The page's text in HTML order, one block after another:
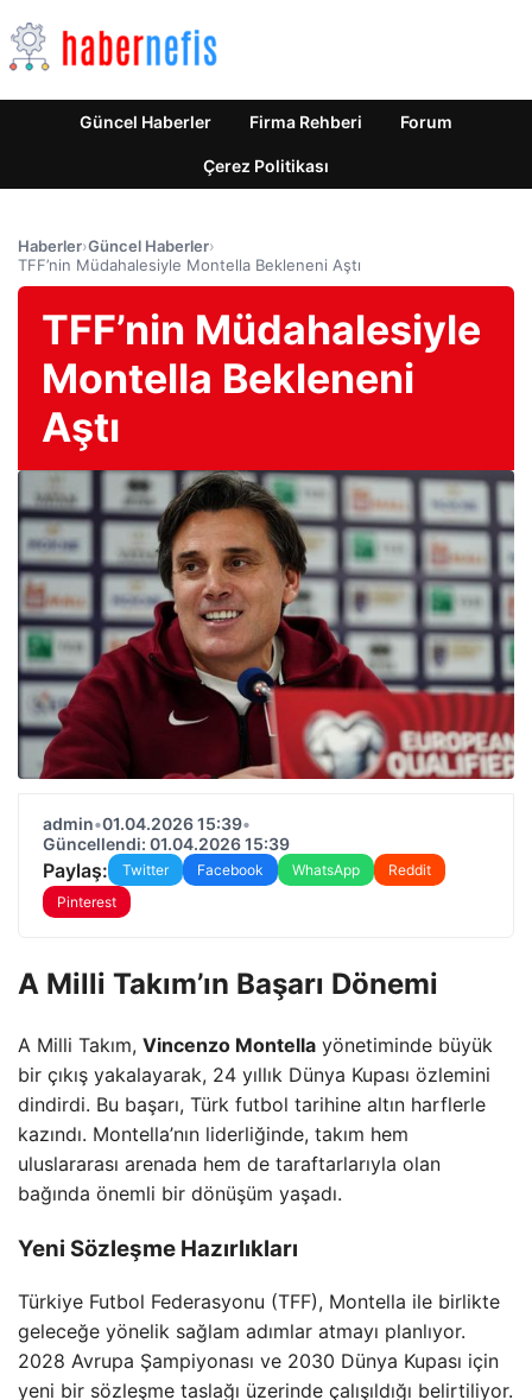
Güncel Haberler Firma Rehberi Forum
Çerez Politikası
Haberler›Güncel Haberler›
TFF’nin Müdahalesiyle Montella Bekleneni Aştı
TFF’nin Müdahalesiyle
Montella Bekleneni
Aştı
admin•01.04.2026 15:39•
Güncellendi: 01.04.2026 15:39
Paylaş: Twitter Facebook WhatsApp
Reddit
Pinterest
A Milli Takım’ın Başarı Dönemi
A Milli Takım, Vincenzo Montella yönetiminde büyük
bir çıkış yakalayarak, 24 yıllık Dünya Kupası özlemini
dindirdi. Bu başarı, Türk futbol tarihine altın harflerle
kazındı. Montella’nın liderliğinde, takım hem
uluslararası arenada hem de taraftarlarıyla olan
bağında önemli bir dönüşüm yaşadı.
Yeni Sözleşme Hazırlıkları
Türkiye Futbol Federasyonu (TFF), Montella ile birlikte
geleceğe yönelik sağlam adımlar atmayı planlıyor.
2028 Avrupa Şampiyonası ve 2030 Dünya Kupası için
yeni bir sözleşme taslağı üzerinde çalışıldığı belirtiliyor.